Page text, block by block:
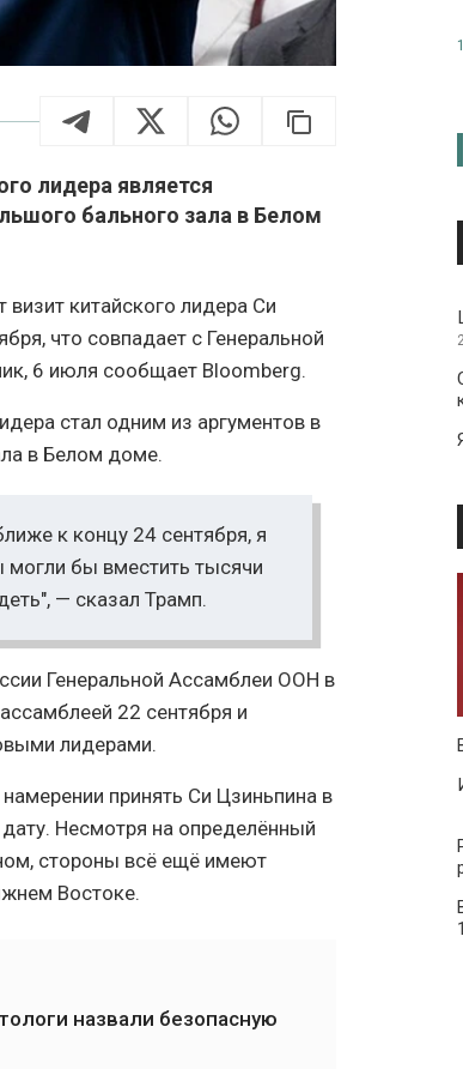
лидера является
бального зала в Белом
китайского лидера Си
что совпадает с Генеральной
6 июля сообщает Bloomberg.
стал одним из аргументов в
в Белом доме.
к концу 24 сентября, я
бы вместить тысячи
— сказал Трамп.
Генеральной Ассамблеи ООН в
22 сентября и
лидерами.
принять Си Цзиньпина в
Несмотря на определённый
стороны всё ещё имеют
Востоке.
назвали безопасную